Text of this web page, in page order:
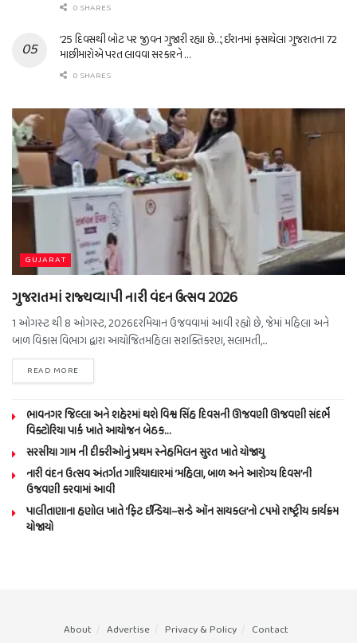
0 SHARES
’25 દિવસથી બોટ પર જીવન ગુજારી રહ્યા છે…’, ઈરાનમાં ફસાયેલા ગુજરાતના 72
માછીમારોએ પરત લાવવા સરકારને …
0 SHARES
GUJARAT
ગુજરાતમાં રાજ્યવ્યાપી નારી વંદન ઉત્સવ 2026
1 ઓગસ્ટ થી 8 ઓગસ્ટ, 2026દરમિયાન ઉજવવામાં આવી રહ્યો છે, જેમાં મહિલા અને
બાળ વિકાસ વિભાગ દ્વારા આયોજિતમહિલા સશક્તિકરણ, સલામતી,...
READ MORE
ભાવનગર જિલ્લા અને શહેરમાં થશે વિશ્વ સિંહ દિવસની ઊજવણી ઊજવણી સંદર્ભે
વિક્ટોરિયા પાર્ક ખાતે આયોજન બેઠક…
સરસીયા ગામ ની દીકરીઓનું પ્રથમ સ્નેહમિલન સુરત ખાતે યોજાયુ
નારી વંદન ઉત્સવ અંતર્ગત ગારિયાધારમાં ‘મહિલા, બાળ અને આરોગ્ય દિવસ’ની
ઉજવણી કરવામાં આવી
પાલીતાણાના હણોલ ખાતે ‘ફિટ ઈન્ડિયા–સન્ડે ઑન સાયકલ’નો ૮૫મો રાષ્ટ્રીય કાર્યક્રમ
યોજાયો
About Advertise Privacy & Policy Contact